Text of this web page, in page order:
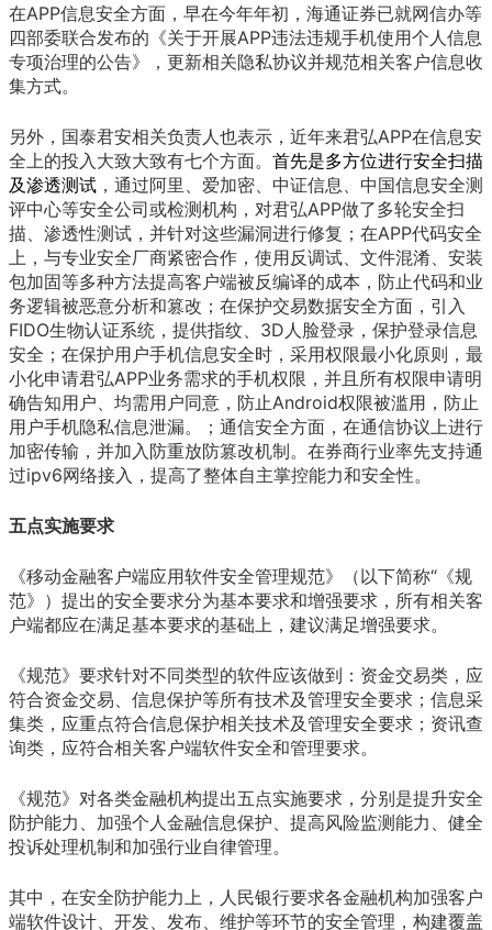
在APP信息安全方面，早在今年年初，海通证券已就网信办等
四部委联合发布的《关于开展APP违法违规手机使用个人信息
专项治理的公告》，更新相关隐私协议并规范相关客户信息收
集方式。
另外，国泰君安相关负责人也表示，近年来君弘APP在信息安
全上的投入大致大致有七个方面。 首先是多方位进行安全扫描
及渗透测试 ，通过阿里、爱加密、中证信息、中国信息安全测
评中心等安全公司或检测机构，对君弘APP做了多轮安全扫
描、渗透性测试，并针对这些漏洞进行修复；在APP代码安全
上，与专业安全厂商紧密合作，使用反调试、文件混淆、安装
包加固等多种方法提高客户端被反编译的成本，防止代码和业
务逻辑被恶意分析和篡改；在保护交易数据安全方面，引入
FIDO生物认证系统，提供指纹、3D人脸登录，保护登录信息
安全；在保护用户手机信息安全时，采用权限最小化原则，最
小化申请君弘APP业务需求的手机权限，并且所有权限申请明
确告知用户、均需用户同意，防止Android权限被滥用，防止
用户手机隐私信息泄漏。；通信安全方面，在通信协议上进行
加密传输，并加入防重放防篡改机制。在券商行业率先支持通
过ipv6网络接入，提高了整体自主掌控能力和安全性。
五点实施要求
《移动金融客户端应用软件安全管理规范》（以下简称“《规
范》）提出的安全要求分为基本要求和增强要求，所有相关客
户端都应在满足基本要求的基础上，建议满足增强要求。
《规范》要求针对不同类型的软件应该做到：资金交易类，应
符合资金交易、信息保护等所有技术及管理安全要求；信息采
集类，应重点符合信息保护相关技术及管理安全要求；资讯查
询类，应符合相关客户端软件安全和管理要求。
《规范》对各类金融机构提出五点实施要求，分别是提升安全
防护能力、加强个人金融信息保护、提高风险监测能力、健全
投诉处理机制和加强行业自律管理。
其中，在安全防护能力上，人民银行要求各金融机构加强客户
端软件设计、开发、发布、维护等环节的安全管理，构建覆盖